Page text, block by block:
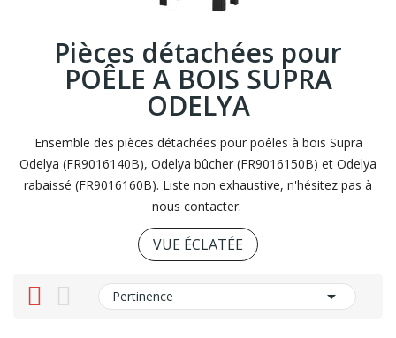
Pièces détachées pour
POÊLE A BOIS SUPRA
ODELYA
Ensemble des pièces détachées pour poêles à bois Supra
Odelya (FR9016140B), Odelya bûcher (FR9016150B) et Odelya
rabaissé (FR9016160B). Liste non exhaustive, n'hésitez pas à
nous contacter.
VUE ÉCLATÉE
Pertinence 